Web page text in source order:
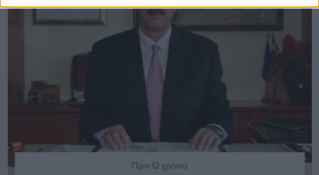
Πριν 12 χρόνια